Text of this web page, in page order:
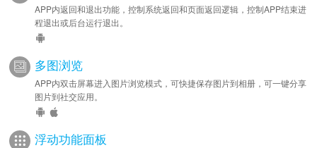
APP内返回和退出功能，控制系统返回和页面返回逻辑，控制APP结束进
程退出或后台运行退出。
多图浏览
APP内双击屏幕进入图片浏览模式，可快捷保存图片到相册，可一键分享
图片到社交应用。
浮动功能面板